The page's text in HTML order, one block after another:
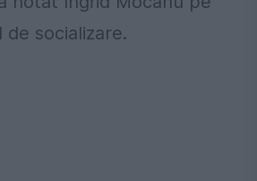
socializare.